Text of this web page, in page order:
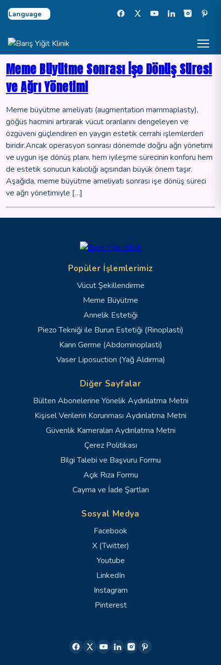
Select Language
Meme Büyütme Sonrası İşe Dönüş Süresi
ve Ağrı Yönetimi
Meme büyütme ameliyatı (augmentation mammaplasty),
göğüs hacmini artırarak vücut oranlarını dengeleyen ve
özgüveni güçlendiren en yaygın estetik cerrahi işlemlerden
biridir.Ancak operasyon sonrası dönemde doğru ağrı yönetimi
ve uygun işe dönüş planı, hem iyileşme sürecinin konforu hem
de estetik sonucun kalıcılığı açısından büyük önem taşır.
Aşağıda, meme büyütme ameliyatı sonrası işe dönüş süreci
ve ağrı yönetimiyle […]
Popüler İşlemlerimiz
Vücut Şekillendirme
Meme Büyütme
Annelik Estetiği
Piezo Tekniği ile Burun Estetiği (Rinoplasti)
Karın Germe (Abdominoplasti)
Vaser Liposuction (Yağ Aldırma)
Diğer Sayfalar
Bülten Abonelerine Yönelik Aydınlatma Metni
Kişisel Verilerin Korunması Aydınlatma Metni
Güvenlik Kameraları Aydınlatma Metni
Çerez Politikası
Bilgi Talebi ve Başvuru Formu
Açık Rıza Formu
Cayma ve İade Şartları
Sosyal Medya
Facebook
X (Twitter)
Youtube
LinkedIn
Instagram
Pinterest